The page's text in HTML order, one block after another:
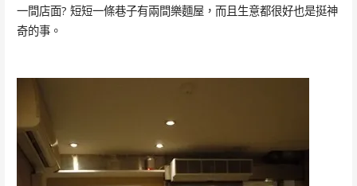
一間店面? 短短一條巷子有兩間樂麵屋，而且生意都很好也是挺神
奇的事。